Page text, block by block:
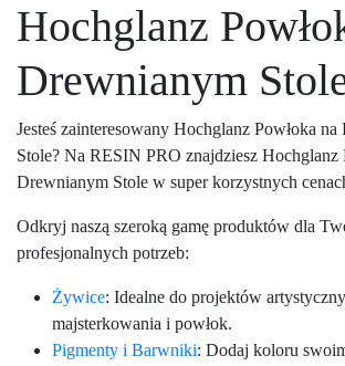
Hochglanz
Drewnianym
Jesteś zainteresowany Hochglanz Powłoka
Stole? Na RESIN PRO znajdziesz Hochglanz
Drewnianym Stole w super korzystnych
Odkryj naszą szeroką gamę produktów dla
profesjonalnych potrzeb:
Żywice: Idealne do projektów
majsterkowania i powłok.
Pigmenty i Barwniki: Dodaj koloru